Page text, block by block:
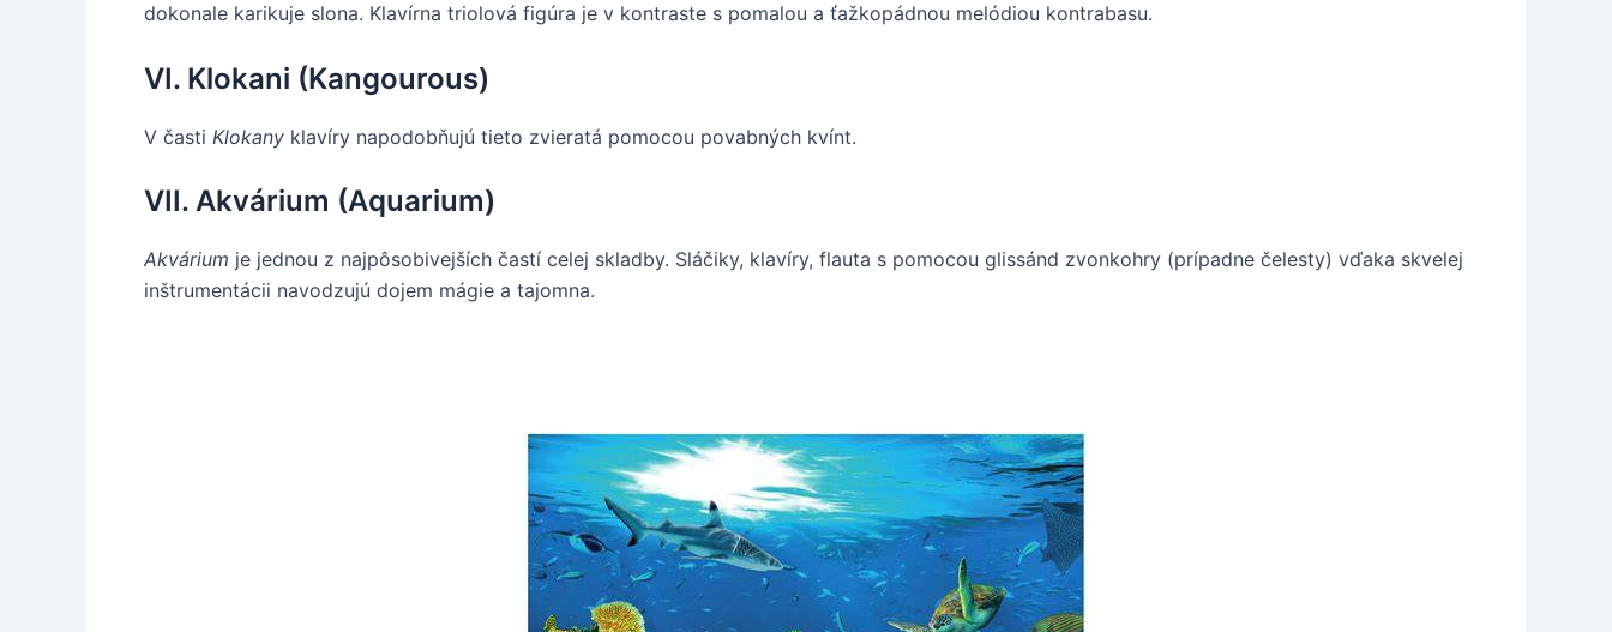
dokonale karikuje slona. Klavírna triolová figúra je v kontraste s pomalou a ťažkopádnou melódiou kontrabasu.
VI. Klokani (Kangourous)
V časti Klokany klavíry napodobňujú tieto zvieratá pomocou povabných kvínt.
VII. Akvárium (Aquarium)
Akvárium je jednou z najpôsobivejších častí celej skladby. Sláčiky, klavíry, flauta s pomocou glissánd zvonkohry (prípadne čelesty) vďaka skvelej
inštrumentácii navodzujú dojem mágie a tajomna.